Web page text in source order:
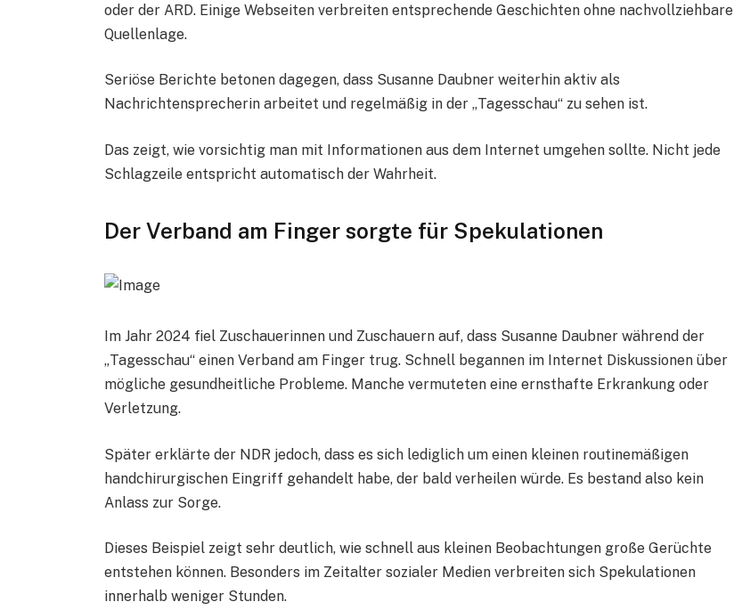
oder der ARD. Einige Webseiten verbreiten entsprechende Geschichten ohne nachvollziehbare
Quellenlage.
Seriöse Berichte betonen dagegen, dass Susanne Daubner weiterhin aktiv als
Nachrichtensprecherin arbeitet und regelmäßig in der „Tagesschau“ zu sehen ist.
Das zeigt, wie vorsichtig man mit Informationen aus dem Internet umgehen sollte. Nicht jede
Schlagzeile entspricht automatisch der Wahrheit.
Der Verband am Finger sorgte für Spekulationen
Im Jahr 2024 fiel Zuschauerinnen und Zuschauern auf, dass Susanne Daubner während der
„Tagesschau“ einen Verband am Finger trug. Schnell begannen im Internet Diskussionen über
mögliche gesundheitliche Probleme. Manche vermuteten eine ernsthafte Erkrankung oder
Verletzung.
Später erklärte der NDR jedoch, dass es sich lediglich um einen kleinen routinemäßigen
handchirurgischen Eingriff gehandelt habe, der bald verheilen würde. Es bestand also kein
Anlass zur Sorge.
Dieses Beispiel zeigt sehr deutlich, wie schnell aus kleinen Beobachtungen große Gerüchte
entstehen können. Besonders im Zeitalter sozialer Medien verbreiten sich Spekulationen
innerhalb weniger Stunden.